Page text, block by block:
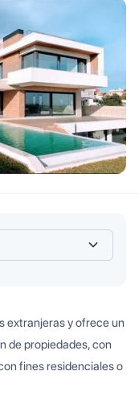
extranjeras y ofrece un
de propiedades, con
fines residenciales o